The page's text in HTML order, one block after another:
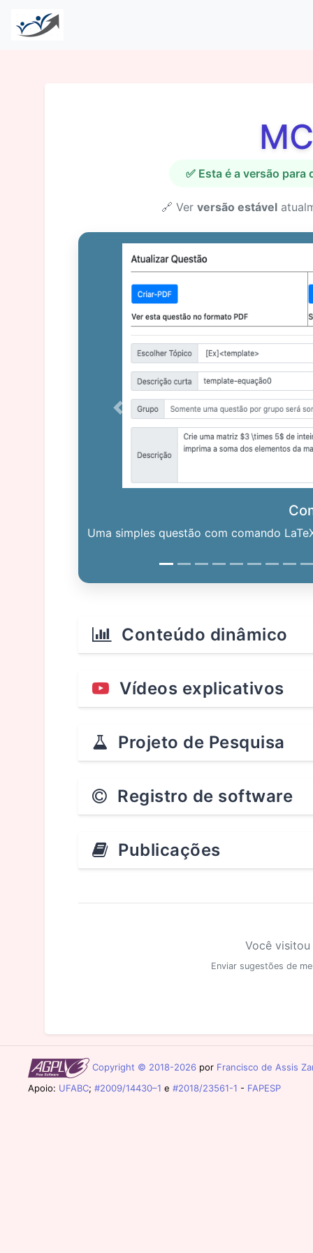
✅ Esta é a versão
🔗 Ver versão estável
Uma simples questão com comando
Previous
Conteúdo dinâmico
Vídeos explicativos
Projeto de Pesquisa
Registro de software
Publicações
Você
Enviar sugestões de
Copyright © 2018-2026 por Francisco de Assis
Apoio: UFABC; #2009/14430–1 e #2018/23561-1 - FAPESP